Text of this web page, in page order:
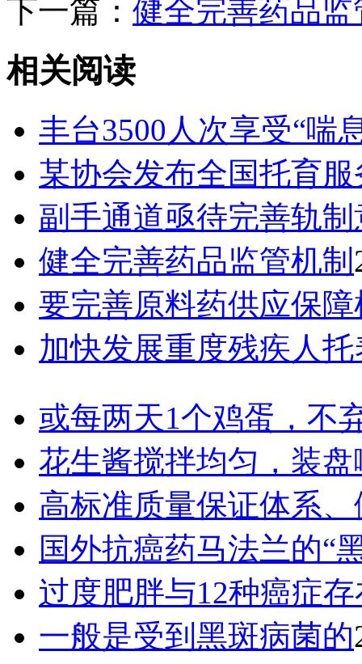
下一篇： 健全完善药品监
相关阅读
丰台3500人次享受“喘
某协会发布全国托育服
副手通道亟待完善轨制
健全完善药品监管机制
要完善原料药供应保障
加快发展重度残疾人托
或每两天1个鸡蛋，不
花生酱搅拌均匀，装盘
高标准质量保证体系、
国外抗癌药马法兰的“
过度肥胖与12种癌症存
一般是受到黑斑病菌的